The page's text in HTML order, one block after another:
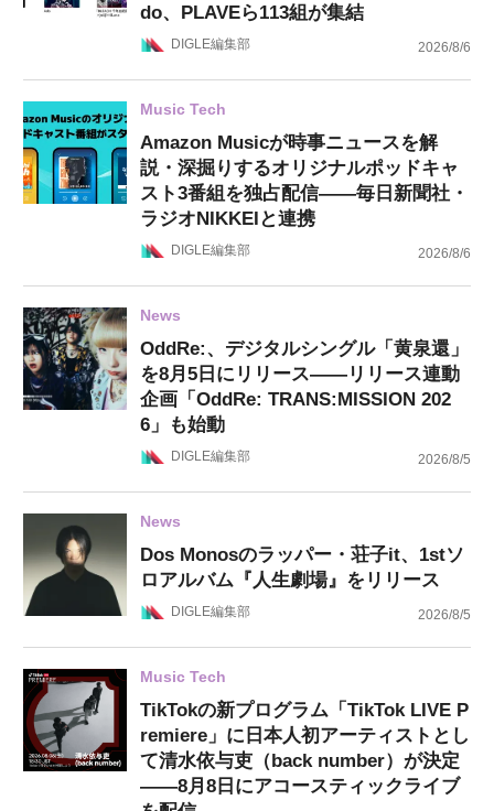
do、PLAVEら113組が集結
DIGLE編集部 2026/8/6
Music Tech
Amazon Musicが時事ニュースを解
説・深掘りするオリジナルポッドキャ
スト3番組を独占配信——毎日新聞社・
ラジオNIKKEIと連携
DIGLE編集部 2026/8/6
News
OddRe:、デジタルシングル「黄泉還」
を8月5日にリリース——リリース連動
企画「OddRe: TRANS:MISSION 202
6」も始動
DIGLE編集部 2026/8/5
News
Dos Monosのラッパー・荘子it、1stソ
ロアルバム『人生劇場』をリリース
DIGLE編集部 2026/8/5
Music Tech
TikTokの新プログラム「TikTok LIVE P
remiere」に日本人初アーティストとし
て清水依与吏（back number）が決定
——8月8日にアコースティックライブ